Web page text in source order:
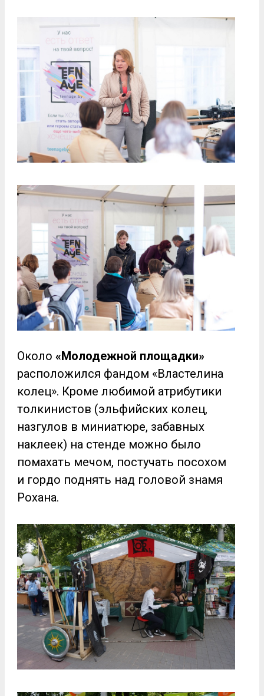
Около «Молодежной площадки»
расположился фандом «Властелина
колец». Кроме любимой атрибутики
толкинистов (эльфийских колец,
назгулов в миниатюре, забавных
наклеек) на стенде можно было
помахать мечом, постучать посохом
и гордо поднять над головой знамя
Рохана.